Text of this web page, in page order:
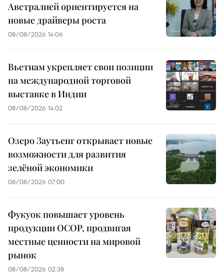
Австралией ориентируется на
новые драйверы роста
08/08/2026 14:06
Вьетнам укрепляет свои позиции
на международной торговой
выставке в Индии
08/08/2026 14:02
Озеро Заутьенг открывает новые
возможности для развития
зелёной экономики
08/08/2026 07:00
Фукуок повышает уровень
продукции OCOP, продвигая
местные ценности на мировой
рынок
08/08/2026 02:38